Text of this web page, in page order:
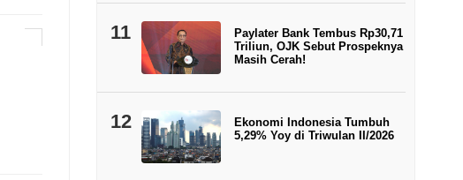
11
Paylater Bank Tembus Rp30,71
Triliun, OJK Sebut Prospeknya
Masih Cerah!
12
Ekonomi Indonesia Tumbuh
5,29% Yoy di Triwulan II/2026